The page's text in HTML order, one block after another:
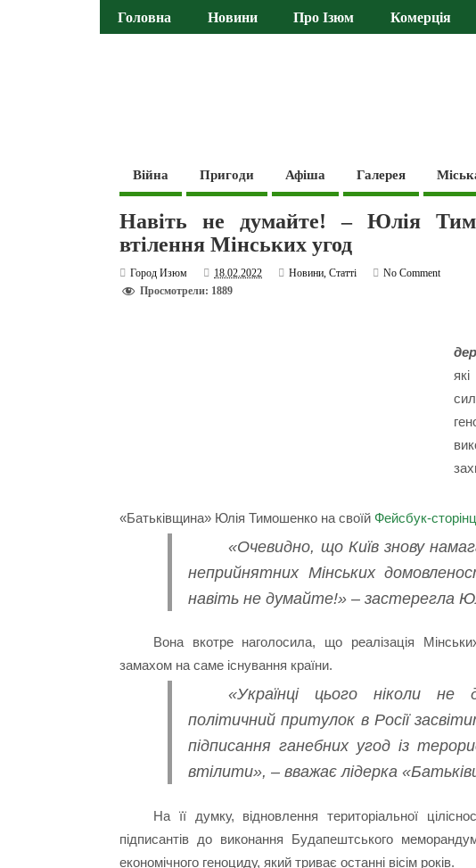
Головна Новини Про Ізюм Комерція
Війна Пригоди Афіша Галерея
Навіть не думайте! – Юлія
втілення Мінських угод
Город Изюм 18.02.2022 Новини,Статті
No Comment
Просмотрели: 1889
«Батьківщина» Юлія Тимошенко на своїйФейсбук-
«Очевидно, що Київ знову
неприйнятних Мінських
навіть не думайте!» – застерегла
Вона вкотре наголосила, що реалізація
замахом на саме існування країни.
«Українці цього ніколи
політичний притулок в Росії
підписання ганебних угод із
втілити», – вважає лідерка
На її думку, відновлення територіальної
підписантів до виконання Будапештського
економічного геноциду, який триває останні вісім років.